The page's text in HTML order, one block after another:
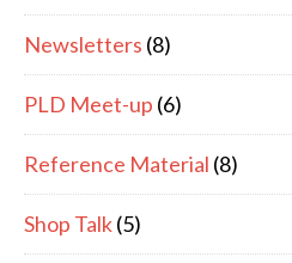
Newsletters (8)
PLD Meet-up (6)
Reference Material (8)
Shop Talk(5)